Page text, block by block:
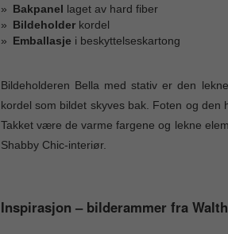
Bakpanel laget av hard fiber
Bildeholderkordel
Emballasje i beskyttelseskartong
Bildeholderen Bella med stativ er den
kordel som bildet skyves bak. Foten og
Takket være de varme fargene og lekne
Shabby Chic-interiør.
Inspirasjon – bilderammer fra